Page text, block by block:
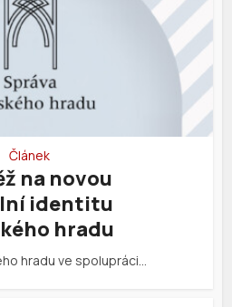
Článek
na novou
identitu
hradu
hradu ve spolupráci…